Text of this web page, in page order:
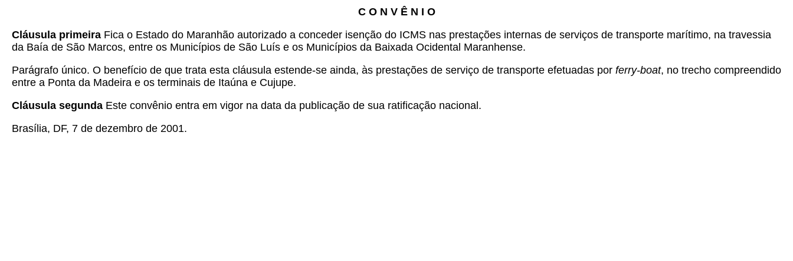
C O N V Ê N I O
Cláusula primeira Fica o Estado do Maranhão autorizado a conceder isenção do ICMS nas prestações internas de serviços de transporte marítimo, na travessia
da Baía de São Marcos, entre os Municípios de São Luís e os Municípios da Baixada Ocidental Maranhense.
Parágrafo único. O benefício de que trata esta cláusula estende-se ainda, às prestações de serviço de transporte efetuadas por ferry-boat, no trecho compreendido
entre a Ponta da Madeira e os terminais de Itaúna e Cujupe.
Cláusula segunda Este convênio entra em vigor na data da publicação de sua ratificação nacional.
Brasília, DF, 7 de dezembro de 2001.